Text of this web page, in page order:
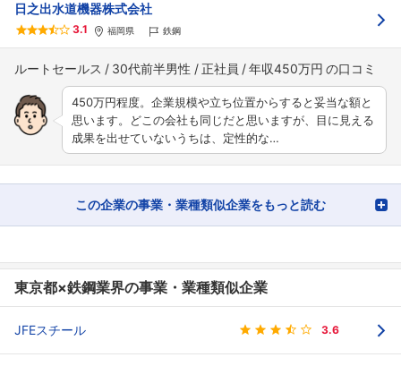
日之出水道機器株式会社
3.1 福岡県 鉄鋼
ルートセールス 30代前半男性 正社員 年収450万円
450万円程度。企業規模や立ち位置からすると妥当な額と
思います。どこの会社も同じだと思いますが、目に見える
成果を出せていないうちは、定性的な…
この企業の事業・業種類似企業をもっと読む
東京都×鉄鋼業界の事業・業種類似企業
JFEスチール 3.6